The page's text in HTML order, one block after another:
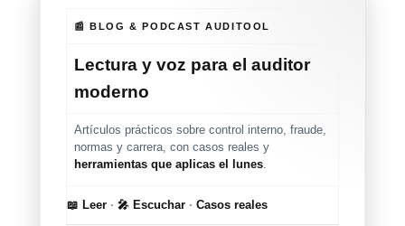
📰 BLOG & PODCAST AUDITOOL
Lectura y voz para el auditor
moderno
Artículos prácticos sobre control interno, fraude,
normas y carrera, con casos reales y
herramientas que aplicas el lunes.
📖 Leer · 🎤 Escuchar · Casos reales